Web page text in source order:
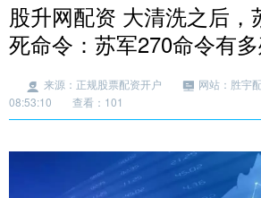
股升网配资 大清洗之后，
死命令：苏军270命令有
来源：正规股票配资开户 网站：胜宇
08:53:10
查看：101